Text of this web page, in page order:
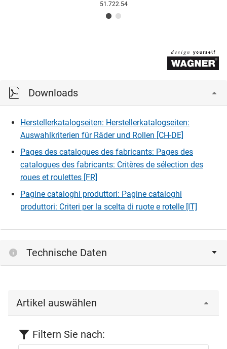
51.722.54
Downloads
Herstellerkatalogseiten: Herstellerkatalogseiten:
Auswahlkriterien für Räder und Rollen [CH-DE]
Pages des catalogues des fabricants: Pages des
catalogues des fabricants: Critères de sélection des
roues et roulettes [FR]
Pagine cataloghi produttori: Pagine cataloghi
produttori: Criteri per la scelta di ruote e rotelle [IT]
Technische Daten
Artikel auswählen
Filtern Sie nach: